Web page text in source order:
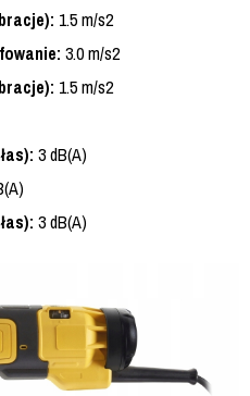
1.5 m/s2
3.0 m/s2
1.5 m/s2
3 dB(A)
3 dB(A)